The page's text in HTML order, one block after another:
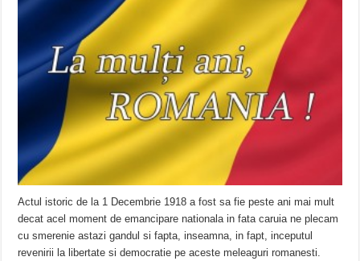
Actul istoric de la 1 Decembrie 1918 a fost sa fie peste ani mai mult
decat acel moment de emancipare nationala in fata caruia ne plecam
cu smerenie astazi gandul si fapta, inseamna, in fapt, inceputul
revenirii la libertate si democratie pe aceste meleaguri romanesti.